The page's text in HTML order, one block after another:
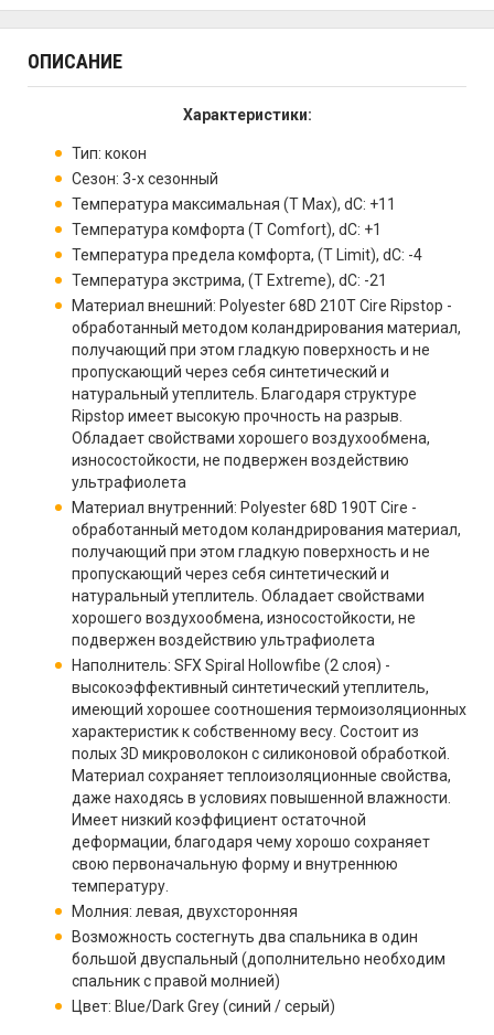
ОПИСАНИЕ
Характеристики:
Тип: кокон
Сезон: 3-х сезонный
Температура максимальная (T Max), dC: +11
Температура комфорта (T Comfort), dC: +1
Температура предела комфорта, (T Limit), dC: -4
Температура экстрима, (T Extreme), dC: -21
Материал внешний: Polyester 68D 210T Cire Ripstop -
обработанный методом коландрирования материал,
получающий при этом гладкую поверхность и не
пропускающий через себя синтетический и
натуральный утеплитель. Благодаря структуре
Ripstop имеет высокую прочность на разрыв.
Обладает свойствами хорошего воздухообмена,
износостойкости, не подвержен воздействию
ультрафиолета
Материал внутренний: Polyester 68D 190T Cire -
обработанный методом коландрирования материал,
получающий при этом гладкую поверхность и не
пропускающий через себя синтетический и
натуральный утеплитель. Обладает свойствами
хорошего воздухообмена, износостойкости, не
подвержен воздействию ультрафиолета
Наполнитель: SFX Spiral Hollowfibe (2 слоя) -
высокоэффективный синтетический утеплитель,
имеющий хорошее соотношения термоизоляционных
характеристик к собственному весу. Состоит из
полых 3D микроволокон с силиконовой обработкой.
Материал сохраняет теплоизоляционные свойства,
даже находясь в условиях повышенной влажности.
Имеет низкий коэффициент остаточной
деформации, благодаря чему хорошо сохраняет
свою первоначальную форму и внутреннюю
температуру.
Молния: левая, двухсторонняя
Возможность состегнуть два спальника в один
большой двуспальный (дополнительно необходим
спальник с правой молнией)
Цвет: Blue/Dark Grey (синий / серый)